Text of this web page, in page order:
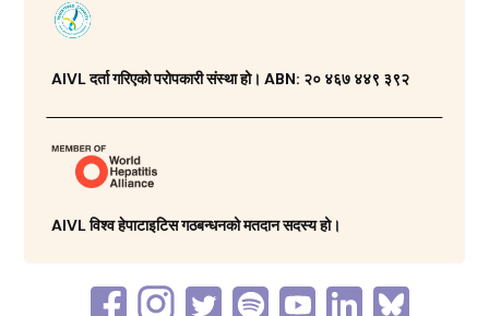
AIVL दर्ता गरिएको परोपकारी संस्था हो। ABN: २० ४६७ ४४९ ३९२
AIVL विश्व हेपाटाइटिस गठबन्धनको मतदान सदस्य हो।